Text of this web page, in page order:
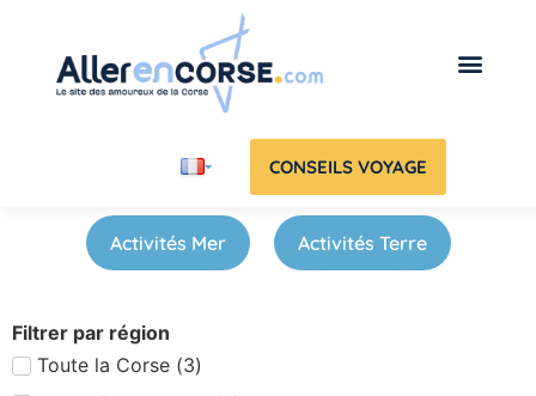
CONSEILS VOYAGE
Activités Mer Activités Terre
Filtrer par région
Toute la Corse (3)